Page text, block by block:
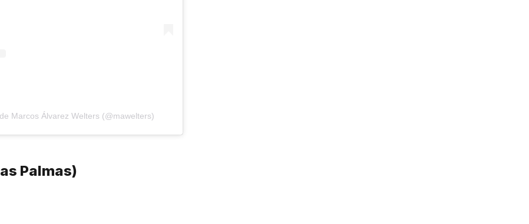
Marcos Álvarez Welters (@mawelters)
Palmas)